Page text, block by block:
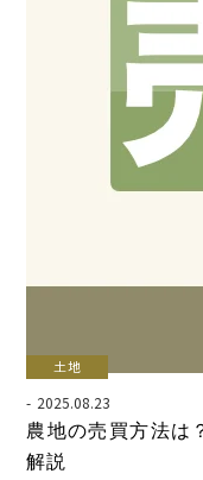
土地
2025.08.23
農地の売買方法は
解説